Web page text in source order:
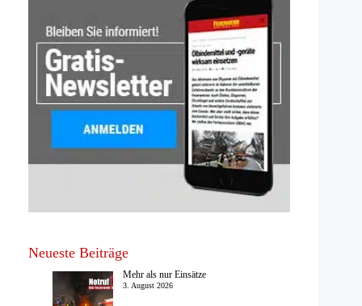
Neueste Beiträge
Mehr als nur Einsätze
3. August 2026